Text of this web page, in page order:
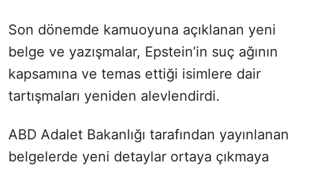
Son dönemde kamuoyuna açıklanan yeni
belge ve yazışmalar, Epstein’in suç ağının
kapsamına ve temas ettiği isimlere dair
tartışmaları yeniden alevlendirdi.
ABD Adalet Bakanlığı tarafından yayınlanan
belgelerde yeni detaylar ortaya çıkmaya